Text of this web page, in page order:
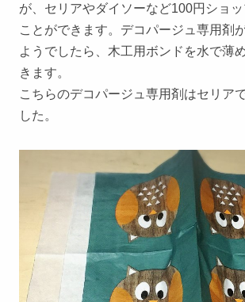
が、セリアやダイソーなど100円ショ
ことができます。デコパージュ専用剤
ようでしたら、木工用ボンドを水で薄
きます。
こちらのデコパージュ専用剤はセリア
した。